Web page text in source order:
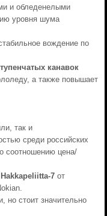
и обледенелыми
уровня шума
вождение по
канавок
а также повышает
так и
среди российских
соотношению цена/
Hakkapeliitta-7от
но стоит значительно